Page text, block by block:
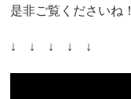
是非ご覧くださいね！
↓ ↓ ↓ ↓ ↓